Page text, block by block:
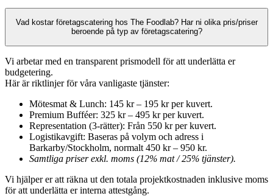
Vad kostar företagscatering hos The Foodlab? Har ni olika pris/priser
beroende på typ av företagscatering?
Vi arbetar med en transparent prismodell för att underlätta er
budgetering.
Här är riktlinjer för våra vanligaste tjänster:
Mötesmat & Lunch: 145 kr – 195 kr per kuvert.
Premium Bufféer: 325 kr – 495 kr per kuvert.
Representation (3-rätter): Från 550 kr per kuvert.
Logistikavgift: Baseras på volym och adress i
Barkarby/Stockholm, normalt 450 kr – 950 kr.
Samtliga priser exkl. moms (12% mat / 25% tjänster).
Vi hjälper er att räkna ut den totala projektkostnaden inklusive moms
för att underlätta er interna attestgång.